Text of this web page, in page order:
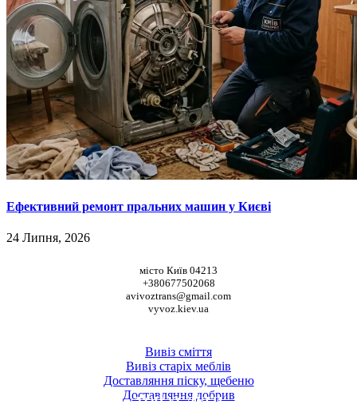
Ефективний ремонт пральних машин у Києві
24 Липня, 2026
місто Київ 04213
+380677502068
avivoztrans@gmail.com
vyvoz.kiev.ua
Вивіз сміття
Вивіз старіх меблів
Доставляння піску, щебеню
Доставляння добрив
ТОП УСЛУГИ